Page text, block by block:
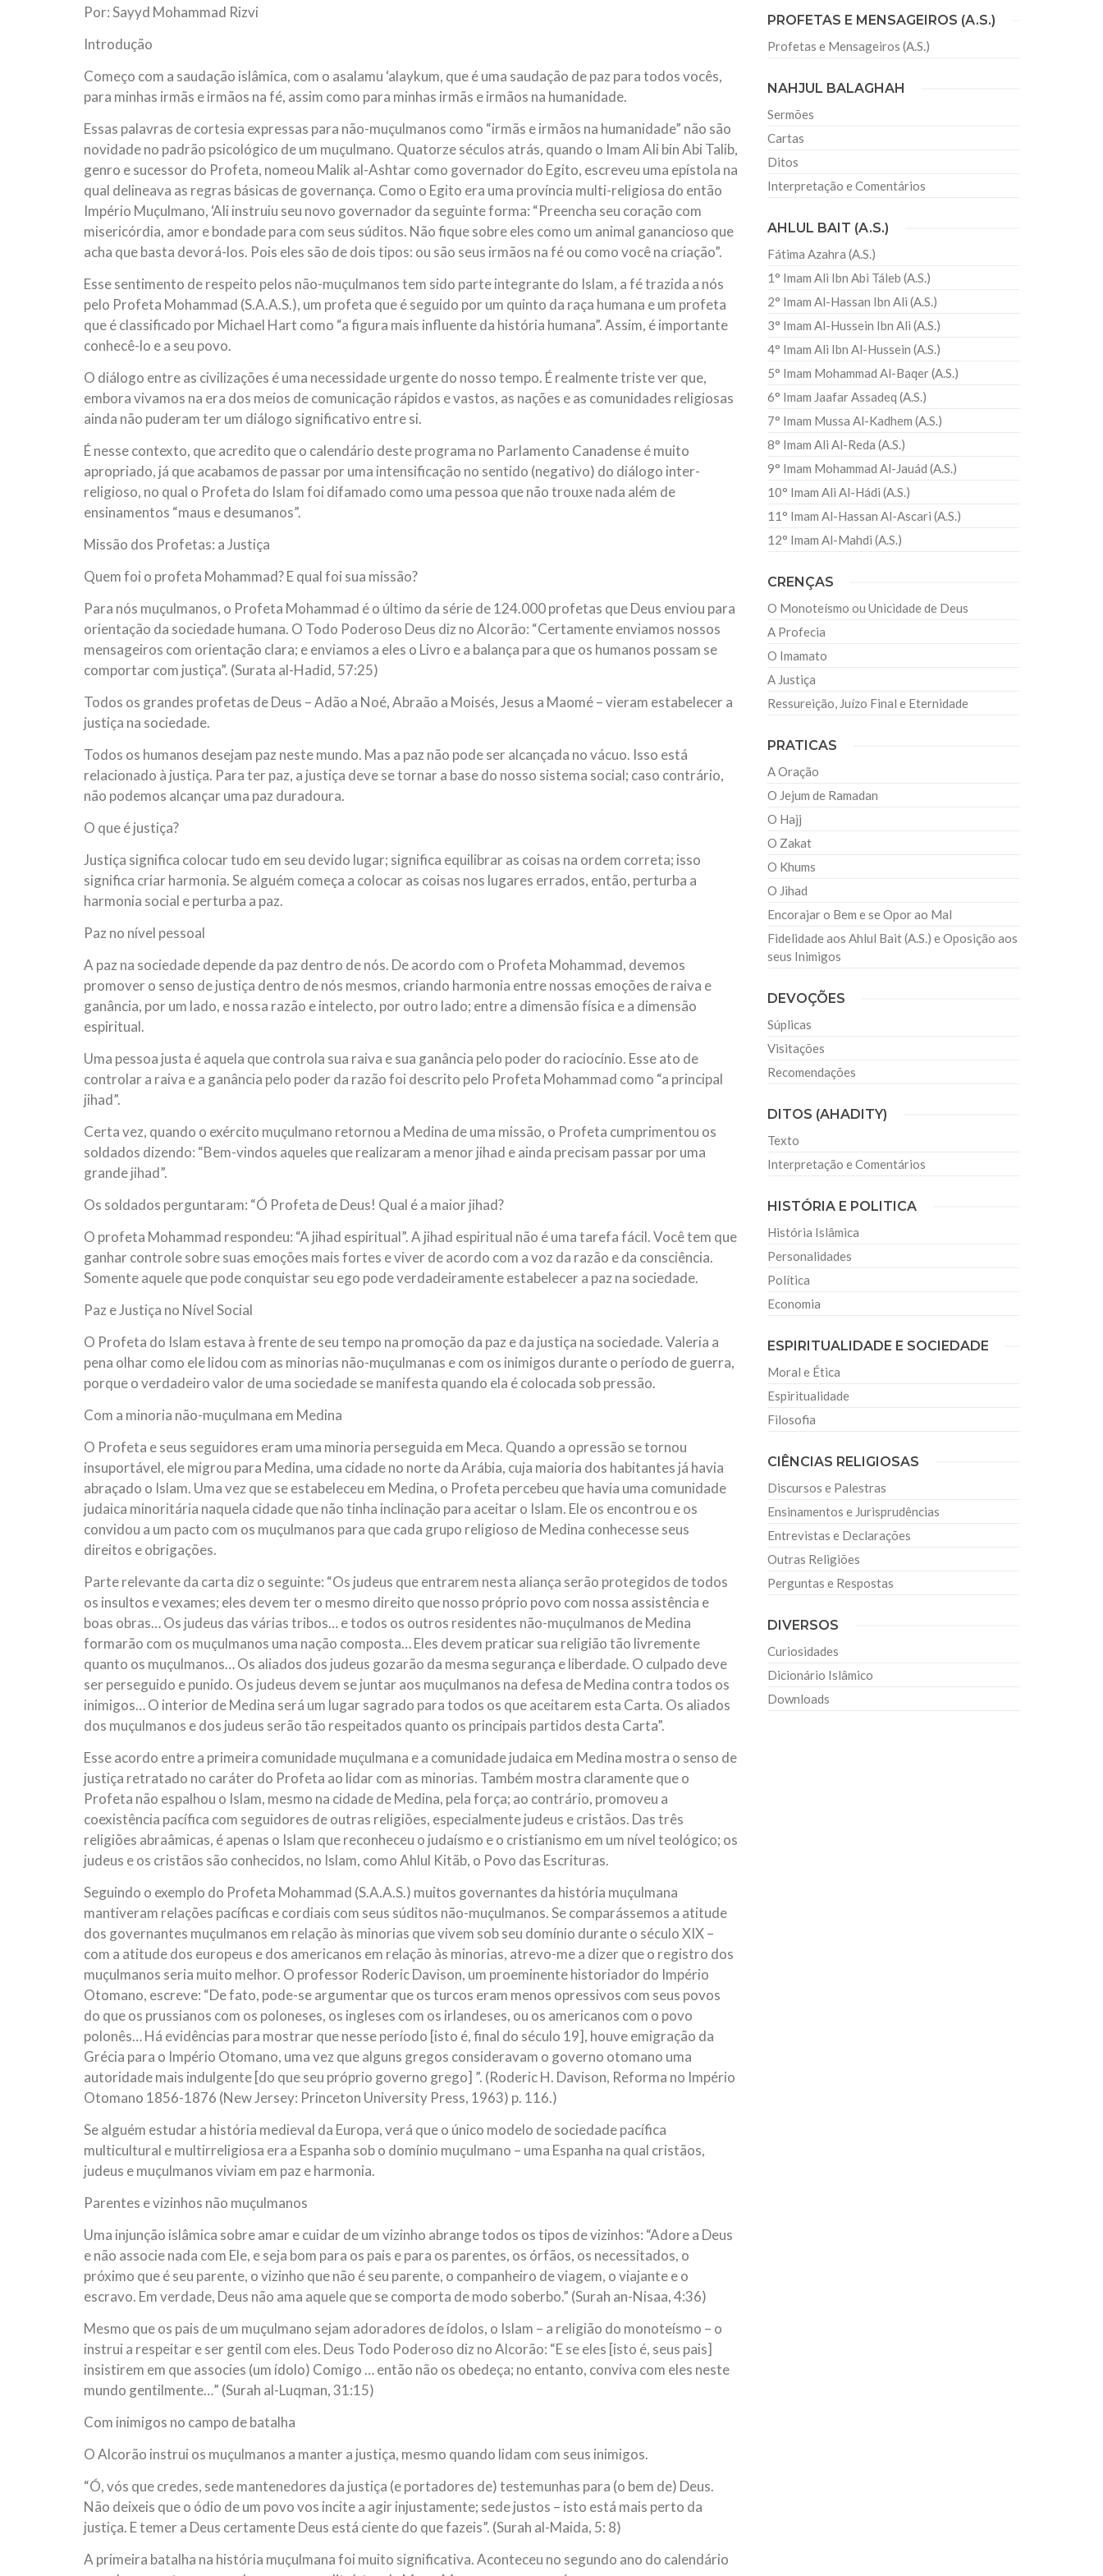
10 DE NOVEMBRO DE 2013
Em nome de Deus, o Clemente, o Misericordioso! Diante da data em que
Hussein Ibn Ali Ibn Abi Táleb (A.S.), conhecido por “Zein Al-Ábidin” (Formosura
Centro Islâmico no Brasil recebe o ex-ministro das
Relações Exteriores da República Islâmica do Irã
Na noite da quinta-feira, 03 de Abril, o Centro Islâmico no Brasil recebeu em sua
sede, em São Paulo, o ex-ministro das Relações Exteriores da República Islâmica
do Irã, Sr. Kamal Kharrazi, que encontra-se visitando
Por: Sayyd Mohammad Rizvi
Introdução
Começo com a saudação islâmica, com o asalamu ‘alaykum, que é uma saudação de paz para todos vocês,
para minhas irmãs e irmãos na fé, assim como para minhas irmãs e irmãos na humanidade.
Essas palavras de cortesia expressas para não-muçulmanos como “irmãs e irmãos na humanidade” não são
novidade no padrão psicológico de um muçulmano. Quatorze séculos atrás, quando o Imam Ali bin Abi Talib,
genro e sucessor do Profeta, nomeou Malik al-Ashtar como governador do Egito, escreveu uma epístola na
qual delineava as regras básicas de governança. Como o Egito era uma província multi-religiosa do então
Império Muçulmano, ‘Ali instruiu seu novo governador da seguinte forma: “Preencha seu coração com
misericórdia, amor e bondade para com seus súditos. Não fique sobre eles como um animal ganancioso que
acha que basta devorá-los. Pois eles são de dois tipos: ou são seus irmãos na fé ou como você na criação”.
Esse sentimento de respeito pelos não-muçulmanos tem sido parte integrante do Islam, a fé trazida a nós
pelo Profeta Mohammad (S.A.A.S.), um profeta que é seguido por um quinto da raça humana e um profeta
que é classificado por Michael Hart como “a figura mais influente da história humana”. Assim, é importante
conhecê-lo e a seu povo.
O diálogo entre as civilizações é uma necessidade urgente do nosso tempo. É realmente triste ver que,
embora vivamos na era dos meios de comunicação rápidos e vastos, as nações e as comunidades religiosas
ainda não puderam ter um diálogo significativo entre si.
É nesse contexto, que acredito que o calendário deste programa no Parlamento Canadense é muito
apropriado, já que acabamos de passar por uma intensificação no sentido (negativo) do diálogo inter-
religioso, no qual o Profeta do Islam foi difamado como uma pessoa que não trouxe nada além de
ensinamentos “maus e desumanos”.
Missão dos Profetas: a Justiça
Quem foi o profeta Mohammad? E qual foi sua missão?
Para nós muçulmanos, o Profeta Mohammad é o último da série de 124.000 profetas que Deus enviou para
orientação da sociedade humana. O Todo Poderoso Deus diz no Alcorão: “Certamente enviamos nossos
mensageiros com orientação clara; e enviamos a eles o Livro e a balança para que os humanos possam se
comportar com justiça”. (Surata al-Hadid, 57:25)
Todos os grandes profetas de Deus – Adão a Noé, Abraão a Moisés, Jesus a Maomé – vieram estabelecer a
justiça na sociedade.
Todos os humanos desejam paz neste mundo. Mas a paz não pode ser alcançada no vácuo. Isso está
relacionado à justiça. Para ter paz, a justiça deve se tornar a base do nosso sistema social; caso contrário,
não podemos alcançar uma paz duradoura.
O que é justiça?
Justiça significa colocar tudo em seu devido lugar; significa equilibrar as coisas na ordem correta; isso
significa criar harmonia. Se alguém começa a colocar as coisas nos lugares errados, então, perturba a
harmonia social e perturba a paz.
Paz no nível pessoal
A paz na sociedade depende da paz dentro de nós. De acordo com o Profeta Mohammad, devemos
promover o senso de justiça dentro de nós mesmos, criando harmonia entre nossas emoções de raiva e
ganância, por um lado, e nossa razão e intelecto, por outro lado; entre a dimensão física e a dimensão
espiritual.
Uma pessoa justa é aquela que controla sua raiva e sua ganância pelo poder do raciocínio. Esse ato de
controlar a raiva e a ganância pelo poder da razão foi descrito pelo Profeta Mohammad como “a principal
jihad”.
Certa vez, quando o exército muçulmano retornou a Medina de uma missão, o Profeta cumprimentou os
soldados dizendo: “Bem-vindos aqueles que realizaram a menor jihad e ainda precisam passar por uma
grande jihad”.
Os soldados perguntaram: “Ó Profeta de Deus! Qual é a maior jihad?
O profeta Mohammad respondeu: “A jihad espiritual”. A jihad espiritual não é uma tarefa fácil. Você tem que
ganhar controle sobre suas emoções mais fortes e viver de acordo com a voz da razão e da consciência.
Somente aquele que pode conquistar seu ego pode verdadeiramente estabelecer a paz na sociedade.
Paz e Justiça no Nível Social
O Profeta do Islam estava à frente de seu tempo na promoção da paz e da justiça na sociedade. Valeria a
pena olhar como ele lidou com as minorias não-muçulmanas e com os inimigos durante o período de guerra,
porque o verdadeiro valor de uma sociedade se manifesta quando ela é colocada sob pressão.
Com a minoria não-muçulmana em Medina
O Profeta e seus seguidores eram uma minoria perseguida em Meca. Quando a opressão se tornou
insuportável, ele migrou para Medina, uma cidade no norte da Arábia, cuja maioria dos habitantes já havia
abraçado o Islam. Uma vez que se estabeleceu em Medina, o Profeta percebeu que havia uma comunidade
judaica minoritária naquela cidade que não tinha inclinação para aceitar o Islam. Ele os encontrou e os
convidou a um pacto com os muçulmanos para que cada grupo religioso de Medina conhecesse seus
direitos e obrigações.
Parte relevante da carta diz o seguinte: “Os judeus que entrarem nesta aliança serão protegidos de todos
os insultos e vexames; eles devem ter o mesmo direito que nosso próprio povo com nossa assistência e
boas obras… Os judeus das várias tribos… e todos os outros residentes não-muçulmanos de Medina
formarão com os muçulmanos uma nação composta… Eles devem praticar sua religião tão livremente
quanto os muçulmanos… Os aliados dos judeus gozarão da mesma segurança e liberdade. O culpado deve
ser perseguido e punido. Os judeus devem se juntar aos muçulmanos na defesa de Medina contra todos os
inimigos… O interior de Medina será um lugar sagrado para todos os que aceitarem esta Carta. Os aliados
dos muçulmanos e dos judeus serão tão respeitados quanto os principais partidos desta Carta”.
Esse acordo entre a primeira comunidade muçulmana e a comunidade judaica em Medina mostra o senso de
justiça retratado no caráter do Profeta ao lidar com as minorias. Também mostra claramente que o
Profeta não espalhou o Islam, mesmo na cidade de Medina, pela força; ao contrário, promoveu a
coexistência pacífica com seguidores de outras religiões, especialmente judeus e cristãos. Das três
religiões abraâmicas, é apenas o Islam que reconheceu o judaísmo e o cristianismo em um nível teológico; os
judeus e os cristãos são conhecidos, no Islam, como Ahlul Kitãb, o Povo das Escrituras.
Seguindo o exemplo do Profeta Mohammad (S.A.A.S.) muitos governantes da história muçulmana
mantiveram relações pacíficas e cordiais com seus súditos não-muçulmanos. Se comparássemos a atitude
dos governantes muçulmanos em relação às minorias que vivem sob seu domínio durante o século XIX –
com a atitude dos europeus e dos americanos em relação às minorias, atrevo-me a dizer que o registro dos
muçulmanos seria muito melhor. O professor Roderic Davison, um proeminente historiador do Império
Otomano, escreve: “De fato, pode-se argumentar que os turcos eram menos opressivos com seus povos
do que os prussianos com os poloneses, os ingleses com os irlandeses, ou os americanos com o povo
polonês… Há evidências para mostrar que nesse período [isto é, final do século 19], houve emigração da
Grécia para o Império Otomano, uma vez que alguns gregos consideravam o governo otomano uma
autoridade mais indulgente [do que seu próprio governo grego] ”. (Roderic H. Davison, Reforma no Império
Otomano 1856-1876 (New Jersey: Princeton University Press, 1963) p. 116.)
Se alguém estudar a história medieval da Europa, verá que o único modelo de sociedade pacífica
multicultural e multirreligiosa era a Espanha sob o domínio muçulmano – uma Espanha na qual cristãos,
judeus e muçulmanos viviam em paz e harmonia.
Parentes e vizinhos não muçulmanos
Uma injunção islâmica sobre amar e cuidar de um vizinho abrange todos os tipos de vizinhos: “Adore a Deus
e não associe nada com Ele, e seja bom para os pais e para os parentes, os órfãos, os necessitados, o
próximo que é seu parente, o vizinho que não é seu parente, o companheiro de viagem, o viajante e o
escravo. Em verdade, Deus não ama aquele que se comporta de modo soberbo.” (Surah an-Nisaa, 4:36)
Mesmo que os pais de um muçulmano sejam adoradores de ídolos, o Islam – a religião do monoteísmo – o
instrui a respeitar e ser gentil com eles. Deus Todo Poderoso diz no Alcorão: “E se eles [isto é, seus pais]
insistirem em que associes (um ídolo) Comigo … então não os obedeça; no entanto, conviva com eles neste
mundo gentilmente…” (Surah al-Luqman, 31:15)
Com inimigos no campo de batalha
O Alcorão instrui os muçulmanos a manter a justiça, mesmo quando lidam com seus inimigos.
“Ó, vós que credes, sede mantenedores da justiça (e portadores de) testemunhas para (o bem de) Deus.
Não deixeis que o ódio de um povo vos incite a agir injustamente; sede justos – isto está mais perto da
justiça. E temer a Deus certamente Deus está ciente do que fazeis”. (Surah al-Maida, 5: 8)
A primeira batalha na história muçulmana foi muito significativa. Aconteceu no segundo ano do calendário
PROFETAS E MENSAGEIROS (A.S.)
Profetas e Mensageiros (A.S.)
NAHJUL BALAGHAH
Sermões
Cartas
Ditos
Interpretação e Comentários
AHLUL BAIT (A.S.)
Fátima Azahra (A.S.)
1° Imam Ali Ibn Abi Táleb (A.S.)
2° Imam Al-Hassan Ibn Ali (A.S.)
3° Imam Al-Hussein Ibn Ali (A.S.)
4° Imam Ali Ibn Al-Hussein (A.S.)
5° Imam Mohammad Al-Baqer (A.S.)
6° Imam Jaafar Assadeq (A.S.)
7° Imam Mussa Al-Kadhem (A.S.)
8° Imam Ali Al-Reda (A.S.)
9° Imam Mohammad Al-Jauád (A.S.)
10° Imam Ali Al-Hádi (A.S.)
11° Imam Al-Hassan Al-Ascari (A.S.)
12° Imam Al-Mahdi (A.S.)
CRENÇAS
O Monoteísmo ou Unicidade de Deus
A Profecia
O Imamato
A Justiça
Ressureição, Juízo Final e Eternidade
PRATICAS
A Oração
O Jejum de Ramadan
O Hajj
O Zakat
O Khums
O Jihad
Encorajar o Bem e se Opor ao Mal
Fidelidade aos Ahlul Bait (A.S.) e Oposição aos
seus Inimigos
DEVOÇÕES
Súplicas
Visitações
Recomendações
DITOS (AHADITY)
Texto
Interpretação e Comentários
HISTÓRIA E POLITICA
História Islâmica
Personalidades
Política
Economia
ESPIRITUALIDADE E SOCIEDADE
Moral e Ética
Espiritualidade
Filosofia
CIÊNCIAS RELIGIOSAS
Discursos e Palestras
Ensinamentos e Jurisprudências
Entrevistas e Declarações
Outras Religiões
Perguntas e Respostas
DIVERSOS
Curiosidades
Dicionário Islâmico
Downloads